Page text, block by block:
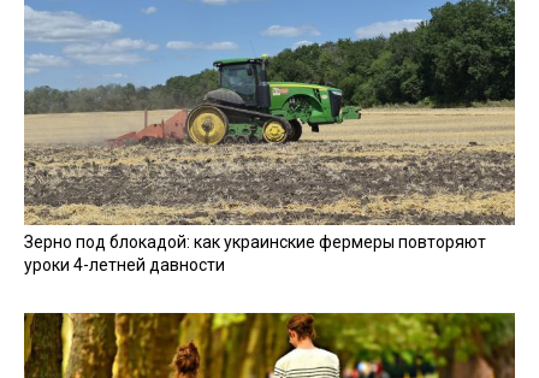
Зерно под блокадой: как украинские фермеры повторяют
уроки 4-летней давности